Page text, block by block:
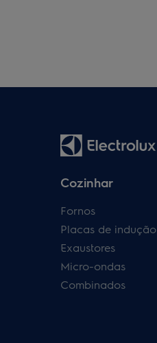
Cozinhar
Fornos
Placas de indução
Exaustores
Micro-ondas
Combinados